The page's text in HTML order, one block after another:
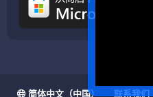
简体中文（中国） 联系我们